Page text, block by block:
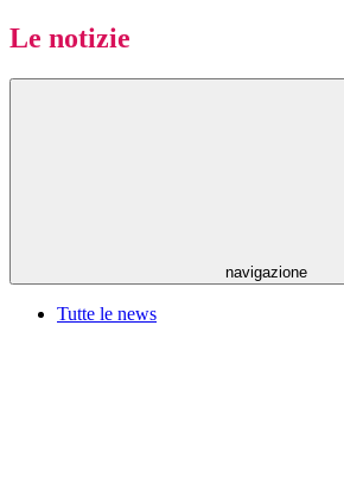
Le notizie
navigazione
Tutte le news